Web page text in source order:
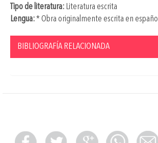
Tipo de literatura: Literatura escrita
Lengua:* Obra originalmente escrita en español
BIBLIOGRAFÍA RELACIONADA